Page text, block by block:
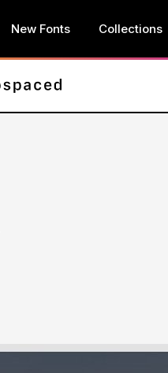
New Fonts Collections